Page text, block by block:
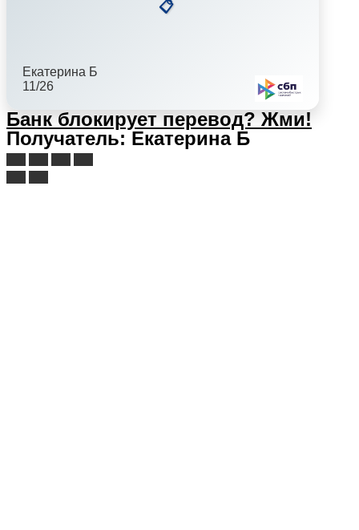
📋
Екатерина Б
11/26
Банк блокирует перевод? Жми!
Получатель: Екатерина Б